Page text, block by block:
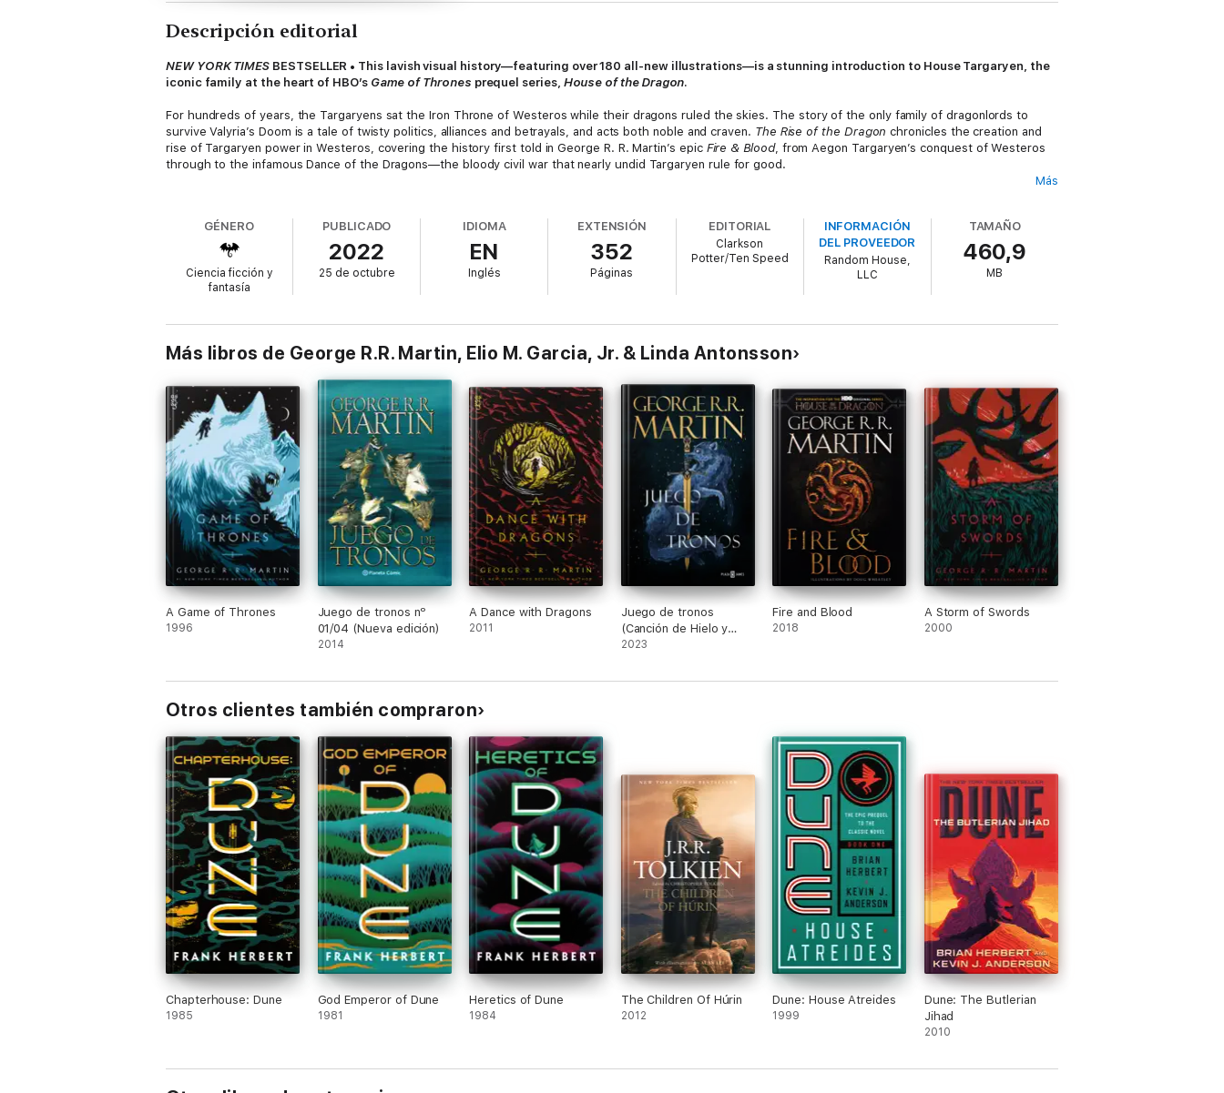
Descripción editorial
NEW YORK TIMES BESTSELLER • This lavish visual history—featuring over 180 all-new illustrations—is a stunning introduction to House Targaryen, the
iconic family at the heart of HBO’s Game of Thrones prequel series, House of the Dragon.
For hundreds of years, the Targaryens sat the Iron Throne of Westeros while their dragons ruled the skies. The story of the only family of dragonlords to
survive Valyria’s Doom is a tale of twisty politics, alliances and betrayals, and acts both noble and craven. The Rise of the Dragon chronicles the creation and
rise of Targaryen power in Westeros, covering the history first told in George R. R. Martin’s epic Fire & Blood, from Aegon Targaryen’s conquest of Westeros
through to the infamous Dance of the Dragons—the bloody civil war that nearly undid Targaryen rule for good.
anyone looking to learn more about the most powerful family in Westeros.
Más
GÉNERO
Ciencia ficción y
fantasía
PUBLICADO
2022
25 de octubre
IDIOMA
EN
Inglés
EXTENSIÓN
352
Páginas
EDITORIAL
Clarkson
Potter/Ten Speed
INFORMACIÓN
DEL PROVEEDOR
Random House,
LLC
TAMAÑO
460,9
MB
Más libros de George R.R. Martin, Elio M. Garcia, Jr. & Linda Antonsson
A Game of Thrones
1996
Juego de tronos nº
01/04 (Nueva edición)
2014
A Dance with Dragons
2011
Juego de tronos
(Canción de Hielo y
Fuego 1)
2023
Fire and Blood
2018
A Storm of Swords
2000
Otros clientes también compraron
Chapterhouse: Dune
1985
God Emperor of Dune
1981
Heretics of Dune
1984
The Children Of Húrin
2012
Dune: House Atreides
1999
Dune: The Butlerian
Jihad
2010